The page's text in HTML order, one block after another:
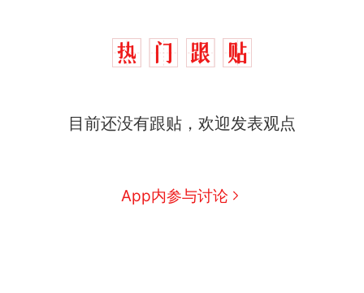
目前还没有跟贴，欢迎发表观点
App内参与讨论